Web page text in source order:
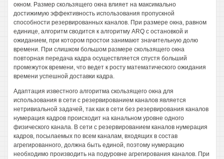
окном. Размер скользящего окна влияет на максимально
достижимую эффективность использования пропускной
способности резервированных каналов. При размере окна, равном
единице, алгоритм сводится к алгоритму ARQ с остановкой и
ожиданием, при котором простои занимают значительную долю
времени. При слишком большом размере скользящего окна
повторная передача кадра осуществляется спустя больший
промежуток времени, что ведет к росту математического ожидания
времени успешной доставки кадра.
Адаптация известного алгоритма скользящего окна для
использования в сети с резервированием каналов является
нетривиальной задачей, так как в сети без резервирования каналов
нумерация кадров происходит на канальном уровне одного
физического канала. В сети с резервированием каналов нумерация
кадров, посылаемых по всем каналам, входящих в состав
агрегированного, должна быть единой, поэтому нумерацию
необходимо производить на подуровне агрегирования каналов. При